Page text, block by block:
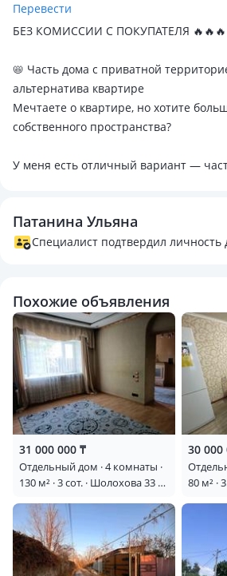
Перевести
БЕЗ КОМИССИИ С ПОКУПАТЕЛЯ 🔥🔥🔥
📛 Часть дома с приватной
альтернатива квартире
Мечтаете о квартире, но хотите
собственного пространства?
У меня есть отличный вариант —
семьёй, не беспокоя соседей.
🔥 Для гостей предусмотрена
📍 Локация: квадрат улиц
Жансугурова
О доме:
• Площадь — 86м²
• Участок — 3 сотки
• Год постройки — 1967
• Тип дома — каркасно-камышитовый
• 4 комнаты
• Санузел внутри дома и на улице
• Газовое отопление
На территории:
• времянка
• хозяйственные постройки
Патанина Ульяна
Специалист подтвердил личность
Похожие объявления
31 000 000 ₸
Отдельный дом · 4 комнаты ·
130 м² · 3 сот. · Шолохова 33 —
30 000
80 м² ·